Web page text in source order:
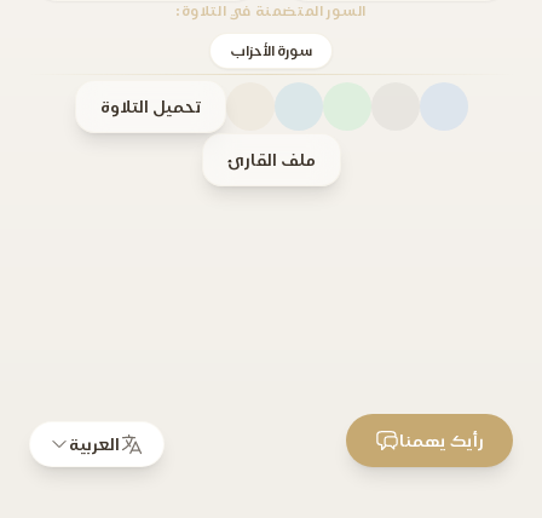
السور المتضمنة في التلاوة:
سورة الأحزاب
تحميل التلاوة
ملف القارئ
العربية رأيك يهمنا